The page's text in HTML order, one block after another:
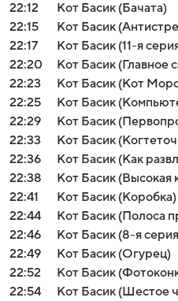
22:12
Кот Басик (Бачата)
22:15
Кот Басик
22:17
Кот Басик (11-я
22:20
Кот Басик (Главное
22:23
Кот Басик (Кот
22:25
Кот Басик
22:29
Кот Басик
22:33
Кот Басик
22:36
Кот Басик (Как
22:38
Кот Басик (Высокая
22:41
Кот Басик (Коробка)
22:44
Кот Басик (Полоса
22:46
Кот Басик (8-я
22:49
Кот Басик (Огурец)
22:52
Кот Басик
22:54
Кот Басик (Шестое